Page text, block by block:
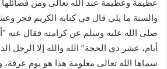
عظيمة وعظيمة عند الله تعالى ومن فضائلها
والسنة ما يلي قال في كتابه الكريم فجر
صلى الله عليه وسلم عن كرامته فقال عنه
أيام، عشر ذي الحجة” الله والله إلا الرجل
سماها الله تعالى معلومة هذا هو يوم عرفة،